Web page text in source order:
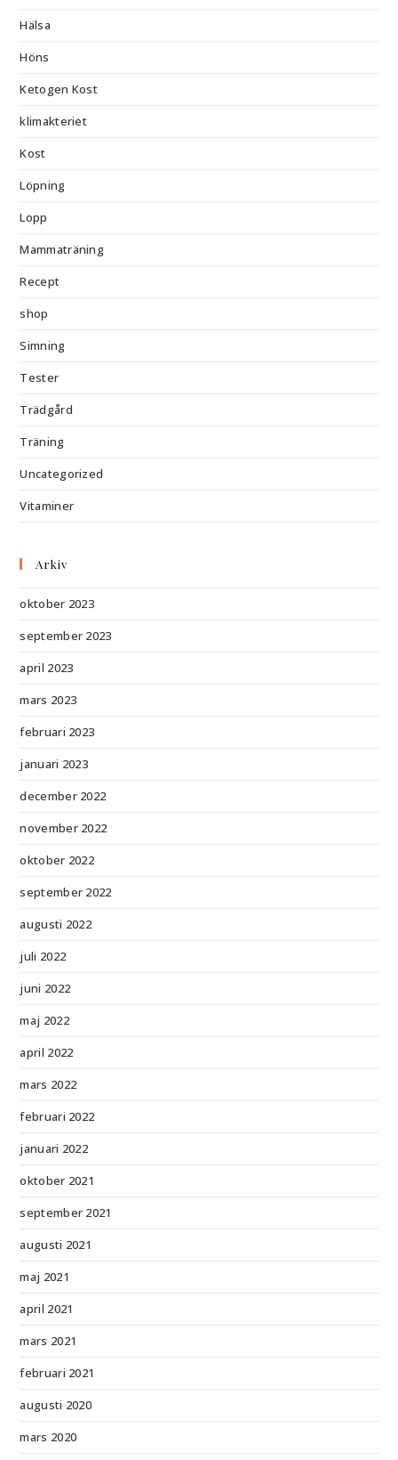
Hälsa
Höns
Ketogen Kost
klimakteriet
Kost
Löpning
Lopp
Mammaträning
Recept
shop
Simning
Tester
Trädgård
Träning
Uncategorized
Vitaminer
Arkiv
oktober 2023
september 2023
april 2023
mars 2023
februari 2023
januari 2023
december 2022
november 2022
oktober 2022
september 2022
augusti 2022
juli 2022
juni 2022
maj 2022
april 2022
mars 2022
februari 2022
januari 2022
oktober 2021
september 2021
augusti 2021
maj 2021
april 2021
mars 2021
februari 2021
augusti 2020
mars 2020